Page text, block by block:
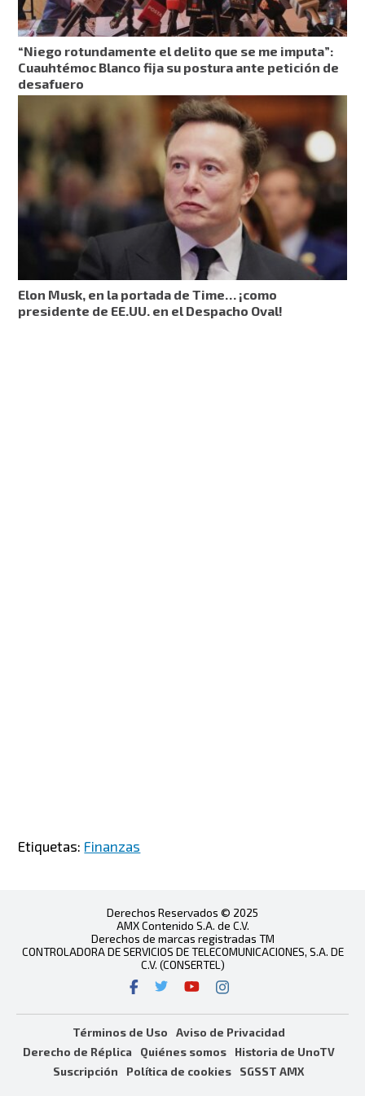
“Niego rotundamente el delito que se me imputa”:
Cuauhtémoc Blanco fija su postura ante petición de
desafuero
Elon Musk, en la portada de Time… ¡como
presidente de EE.UU. en el Despacho Oval!
Etiquetas: Finanzas
Derechos Reservados © 2025
AMX Contenido S.A. de C.V.
Derechos de marcas registradas TM
CONTROLADORA DE SERVICIOS DE TELECOMUNICACIONES, S.A. DE
C.V. (CONSERTEL)
Términos de Uso
Aviso de Privacidad
Derecho de Réplica
Quiénes somos
Historia de UnoTV
Suscripción
Política de cookies SGSST AMX